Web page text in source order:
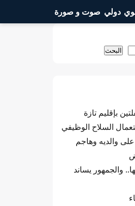
دولي صوت و صورة
البحث
بإقليم تازة
السلاح الوظيفي
والديه وهاجم
والجمهور يساند